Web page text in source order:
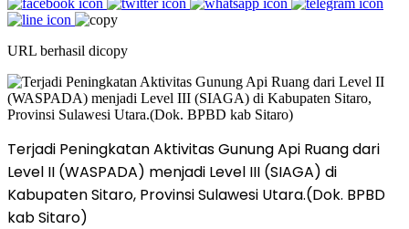
URL berhasil dicopy
Terjadi Peningkatan Aktivitas Gunung Api Ruang dari
Level II (WASPADA) menjadi Level III (SIAGA) di
Kabupaten Sitaro, Provinsi Sulawesi Utara.(Dok. BPBD
kab Sitaro)